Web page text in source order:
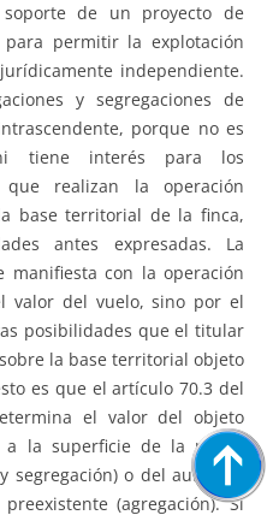
de un proyecto de
permitir la explotación
independiente.
y segregaciones de
porque no es
tiene interés para los
realizan la operación
base territorial de la finca,
antes expresadas. La
manifiesta con la operación
valor del vuelo, sino por el
posibilidades que el titular
la base territorial objeto
es que el artículo 70.3 del
el valor del objeto
a la superficie de la nueva
o del aumento
(agregación). Si